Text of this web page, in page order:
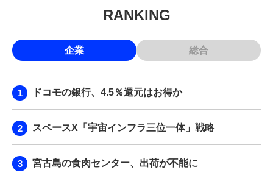
RANKING
企業 総合
ドコモの銀行、4.5％還元はお得か
スペースX「宇宙インフラ三位一体」戦略
宮古島の食肉センター、出荷が不能に